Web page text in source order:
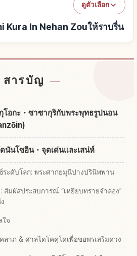
ดูตัวเลือก
Kura In Nehan Zouให้ราบรื่น
สารบัญ
โอกะ・ซาซากุริกับพระพุทธรูปนอน
นันโซอิน・จุดเด่นและเสน่ห์
ะดับโลก: พระศากยมุนีปางปรินิพพาน
สัมผัสประสบการณ์ “เหยียบทรายจำลอง”
ใจ
ลาภ & ศาลไดโคคุโดเพื่อขอพรเสริมดวง